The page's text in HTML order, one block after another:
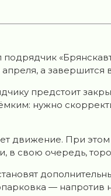
а завершится в
предстоит
нужно
движение. При
в свою очередь,
— напротив